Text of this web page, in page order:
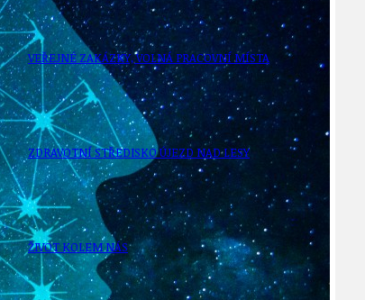
VEŘEJNÉ ZAKÁZKY, VOLNÁ PRACOVNÍ MÍSTA
ZDRAVOTNÍ STŘEDISKO ÚJEZD NAD LESY
ŽIVOT KOLEM NÁS